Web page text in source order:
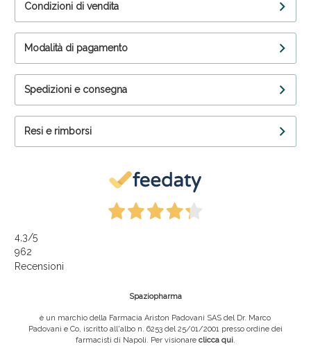
Condizioni di vendita
Modalità di pagamento
Spedizioni e consegna
Resi e rimborsi
4,3/5
962
Recensioni
Spaziopharma
è un marchio della Farmacia Ariston Padovani SAS del Dr. Marco
Padovani e Co, iscritto all'albo n. 6253 del 25/01/2001 presso ordine dei
farmacisti di Napoli. Per visionare clicca qui.